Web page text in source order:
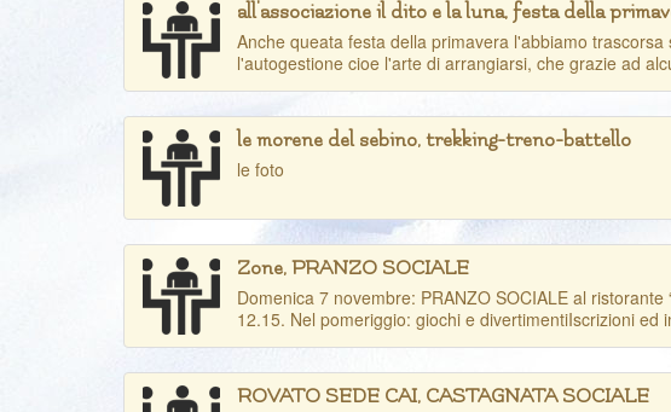
all'associazione il dito e la luna, festa della
Anche queata festa della primavera l'abbiamo
l'autogestione cioe l'arte di arrangiarsi, che grazie ad
le morene del sebino, trekking-treno-battello
le foto
Zone, PRANZO SOCIALE
Domenica 7 novembre: PRANZO SOCIALE al
12.15. Nel pomeriggio: giochi e divertimentiIscrizioni ed
ROVATO SEDE CAI, CASTAGNATA SOCIALE